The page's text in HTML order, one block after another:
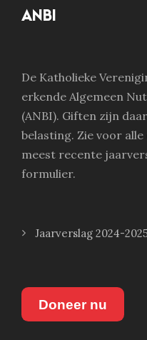
ANBI
De Katholieke
erkende Algemeen
(ANBI). Giften zijn
belasting. Zie voor
meest recente
formulier.
Jaarverslag 2024-
Doneer nu